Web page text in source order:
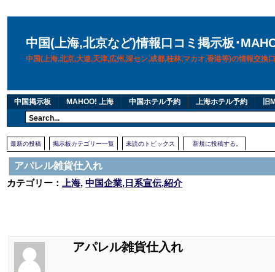
中国(上海,北京など)情報口コミ掲示板･
中国(上海,北京,大連,天津,広州,深セン,成都,桂林,マカオ,香港等)の情報交換
中国掲示板 MAHOO! 上海 中国ホテル予約 上海ホテル予約 旧
最新の投稿 掲示板カテゴリー一覧 未読のトピックス 新規に投稿する。
アパレル雑貨仕入れ
カテゴリー：
上海, 中国企業,日系宣伝,紹介
アパレル雑貨仕入れ